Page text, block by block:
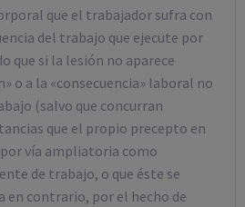
que el trabajador sufra con
del trabajo que ejecute por
que si la lesión no aparece
o a la «consecuencia» laboral no
(salvo que concurran
que el propio precepto en
vía ampliatoria como
de trabajo, o que éste se
en contrario, por el hecho de